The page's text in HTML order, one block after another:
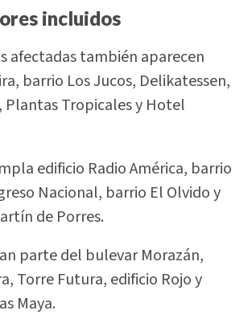
incluidos
afectadas también aparecen
barrio Los Jucos, Delikatessen,
Plantas Tropicales y Hotel
edificio Radio América, barrio
Nacional, barrio El Olvido y
de Porres.
parte del bulevar Morazán,
Torre Futura, edificio Rojo y
Maya.